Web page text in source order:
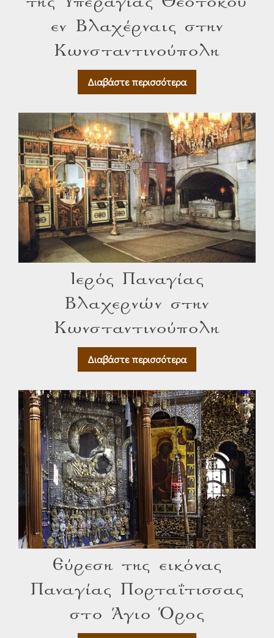
εν Βλαχέρναις στην
Κωνσταντινούπολη
Διαβάστε περισσότερα
Ιερός Παναγίας
Βλαχερνών στην
Κωνσταντινούπολη
Διαβάστε περισσότερα
Εύρεση της εικόνας
Παναγίας Πορταΐτισσας
στο Άγιο Όρος